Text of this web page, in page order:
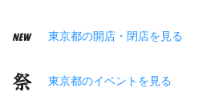
東京都の開店・閉店を見る
東京都のイベントを見る